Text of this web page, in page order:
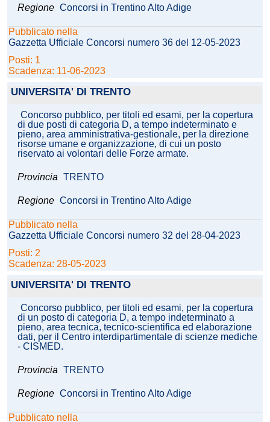
Regione Concorsi in Trentino Alto Adige
Pubblicato nella
Gazzetta Ufficiale Concorsi numero 36 del 12-05-2023
Posti: 1
Scadenza: 11-06-2023
UNIVERSITA' DI TRENTO
Concorso pubblico, per titoli ed esami, per la copertura
di due posti di categoria D, a tempo indeterminato e
pieno, area amministrativa-gestionale, per la direzione
risorse umane e organizzazione, di cui un posto
riservato ai volontari delle Forze armate.
Provincia TRENTO
Regione Concorsi in Trentino Alto Adige
Pubblicato nella
Gazzetta Ufficiale Concorsi numero 32 del 28-04-2023
Posti: 2
Scadenza: 28-05-2023
UNIVERSITA' DI TRENTO
Concorso pubblico, per titoli ed esami, per la copertura
di un posto di categoria D, a tempo indeterminato a
pieno, area tecnica, tecnico-scientifica ed elaborazione
dati, per il Centro interdipartimentale di scienze mediche
- CISMED.
Provincia TRENTO
Regione Concorsi in Trentino Alto Adige
Pubblicato nella